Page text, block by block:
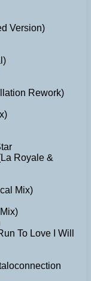
Version)
Rework)
Royale &
Mix)
To Love I Will